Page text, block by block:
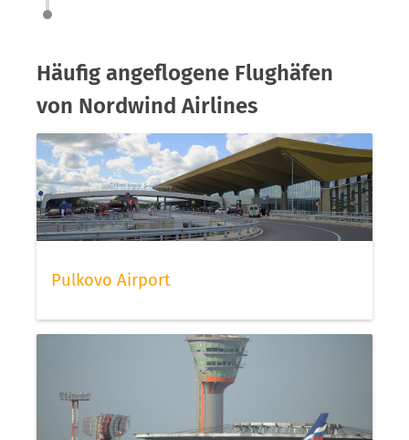
Häufig angeflogene Flughäfen
von Nordwind Airlines
Pulkovo Airport